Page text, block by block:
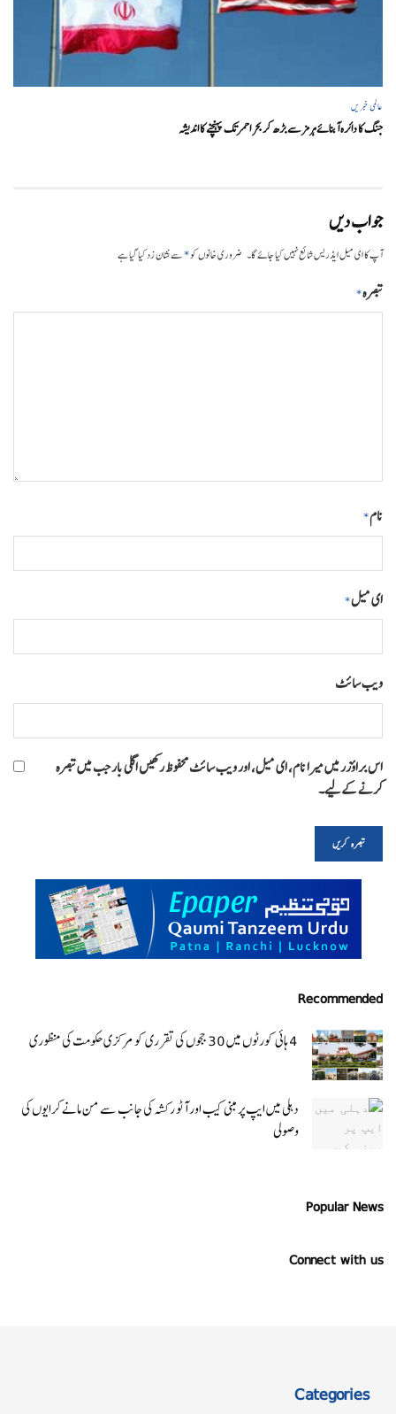
عالمی خبریں
جنگ کا دائرہ آبنائے ہرمز سے بڑھ کر بحر احمر تک پہنچنے کا اندیشہ
جواب دیں
آپ کا ای میل ایڈریس شائع نہیں کیا جائے گا۔ ضروری خانوں کو*سے نشان زد کیا گیا ہے
تبصرہ*
نام*
ای میل*
ویب‌ سائٹ
اس براؤزر میں میرا نام، ای میل، اور ویب سائٹ محفوظ رکھیں اگلی بار جب میں تبصرہ
کرنے کےلیے۔
Recommended
دہلی میں ایپ پر مبنی کیب اور آٹو رکشہ کی جانب سے من مانے کرایوں کی
وصولی
Popular News
Connect with us
Categories